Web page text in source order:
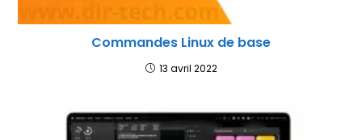
Commandes Linux de base
13 avril 2022